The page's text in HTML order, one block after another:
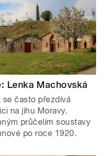
Lenka Machovská
se často přezdívá
na jihu Moravy.
průčelím soustavy
po roce 1920.